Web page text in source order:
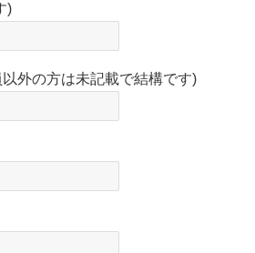
)
外の方は未記載で結構です)